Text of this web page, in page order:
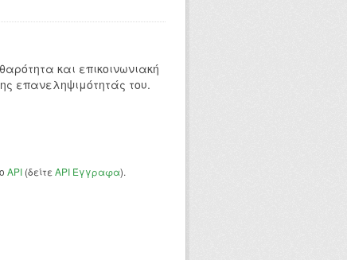
και επικοινωνιακή
επανεληψιμότητάς του.
API (δείτε API Έγγραφα).